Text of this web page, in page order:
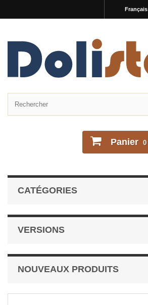
Français
Panier 0
CATÉGORIES
VERSIONS
NOUVEAUX PRODUITS